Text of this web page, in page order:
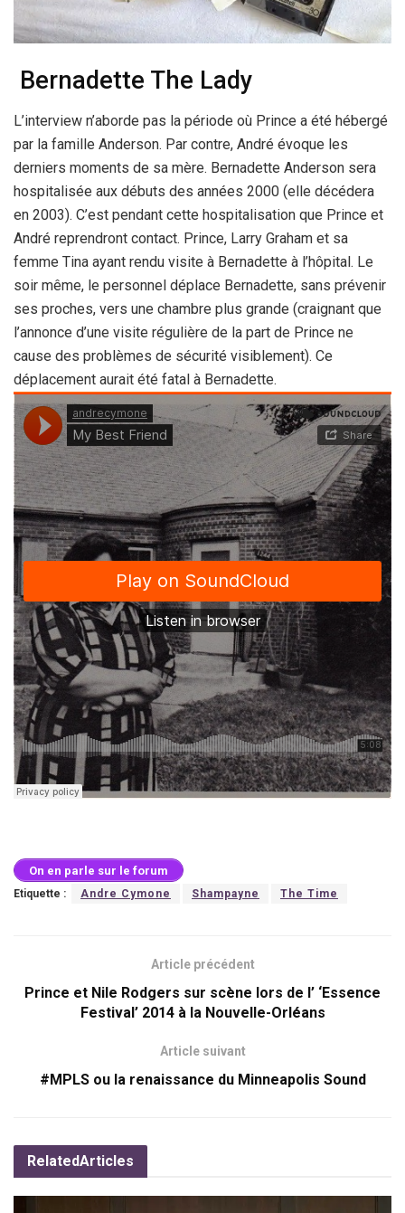
Bernadette The Lady
L’interview n’aborde pas la période où Prince a été hébergé
par la famille Anderson. Par contre, André évoque les
derniers moments de sa mère. Bernadette Anderson sera
hospitalisée aux débuts des années 2000 (elle décédera
en 2003). C’est pendant cette hospitalisation que Prince et
André reprendront contact. Prince, Larry Graham et sa
femme Tina ayant rendu visite à Bernadette à l’hôpital. Le
soir même, le personnel déplace Bernadette, sans prévenir
ses proches, vers une chambre plus grande (craignant que
l’annonce d’une visite régulière de la part de Prince ne
cause des problèmes de sécurité visiblement). Ce
déplacement aurait été fatal à Bernadette.
On en parle sur le forum
Etiquette : Andre Cymone Shampayne The Time
Article précédent
Prince et Nile Rodgers sur scène lors de l’ ‘Essence
Festival’ 2014 à la Nouvelle-Orléans
Article suivant
#MPLS ou la renaissance du Minneapolis Sound
RelatedArticles